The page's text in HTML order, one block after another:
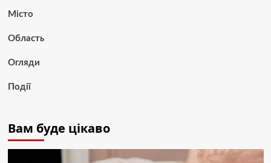
Місто
Область
Огляди
Події
Вам буде цікаво